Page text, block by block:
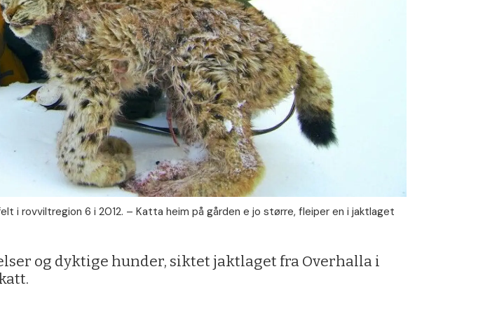
i rovviltregion 6 i 2012. – Katta heim på gården e jo større, fleiper en i jaktlaget
og dyktige hunder, siktet jaktlaget fra Overhalla i